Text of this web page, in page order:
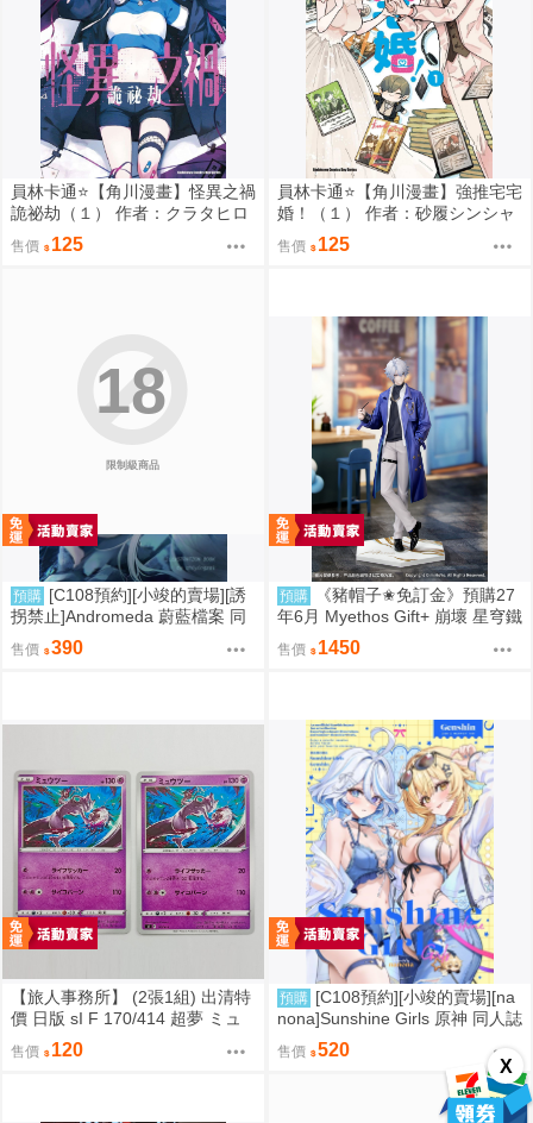
X
員林卡通⭐️【角川漫畫】怪異之禍
詭祕劫（１） 作者：クラタヒロ
ヤス (附尼采書套)
售價 125
員林卡通⭐️【角川漫畫】強推宅宅
婚！（１） 作者：砂履シンシャ
(附尼采書套)
售價 125
限制級商品
18
預購 [C108預約][小竣的賣場][誘
拐禁止]Andromeda 蔚藍檔案 同
人誌id=3727344
售價 390
預購
《豬帽子✬免訂金》預購27
年6月 Myethos Gift+ 崩壞 星穹鐵
道 白厄 列車環遊記Ver 1/8 1011
售價 1450
【旅人事務所】 (2張1組) 出清特
價 日版 sI F 170/414 超夢 ミュ
ウツー PTCG 寶可夢 卡牌【原售
價480元 特價120元】
售價 120
預購 [C108預約][小竣的賣場][na
nona]Sunshine Girls 原神 同人誌
id=3774614
售價 520